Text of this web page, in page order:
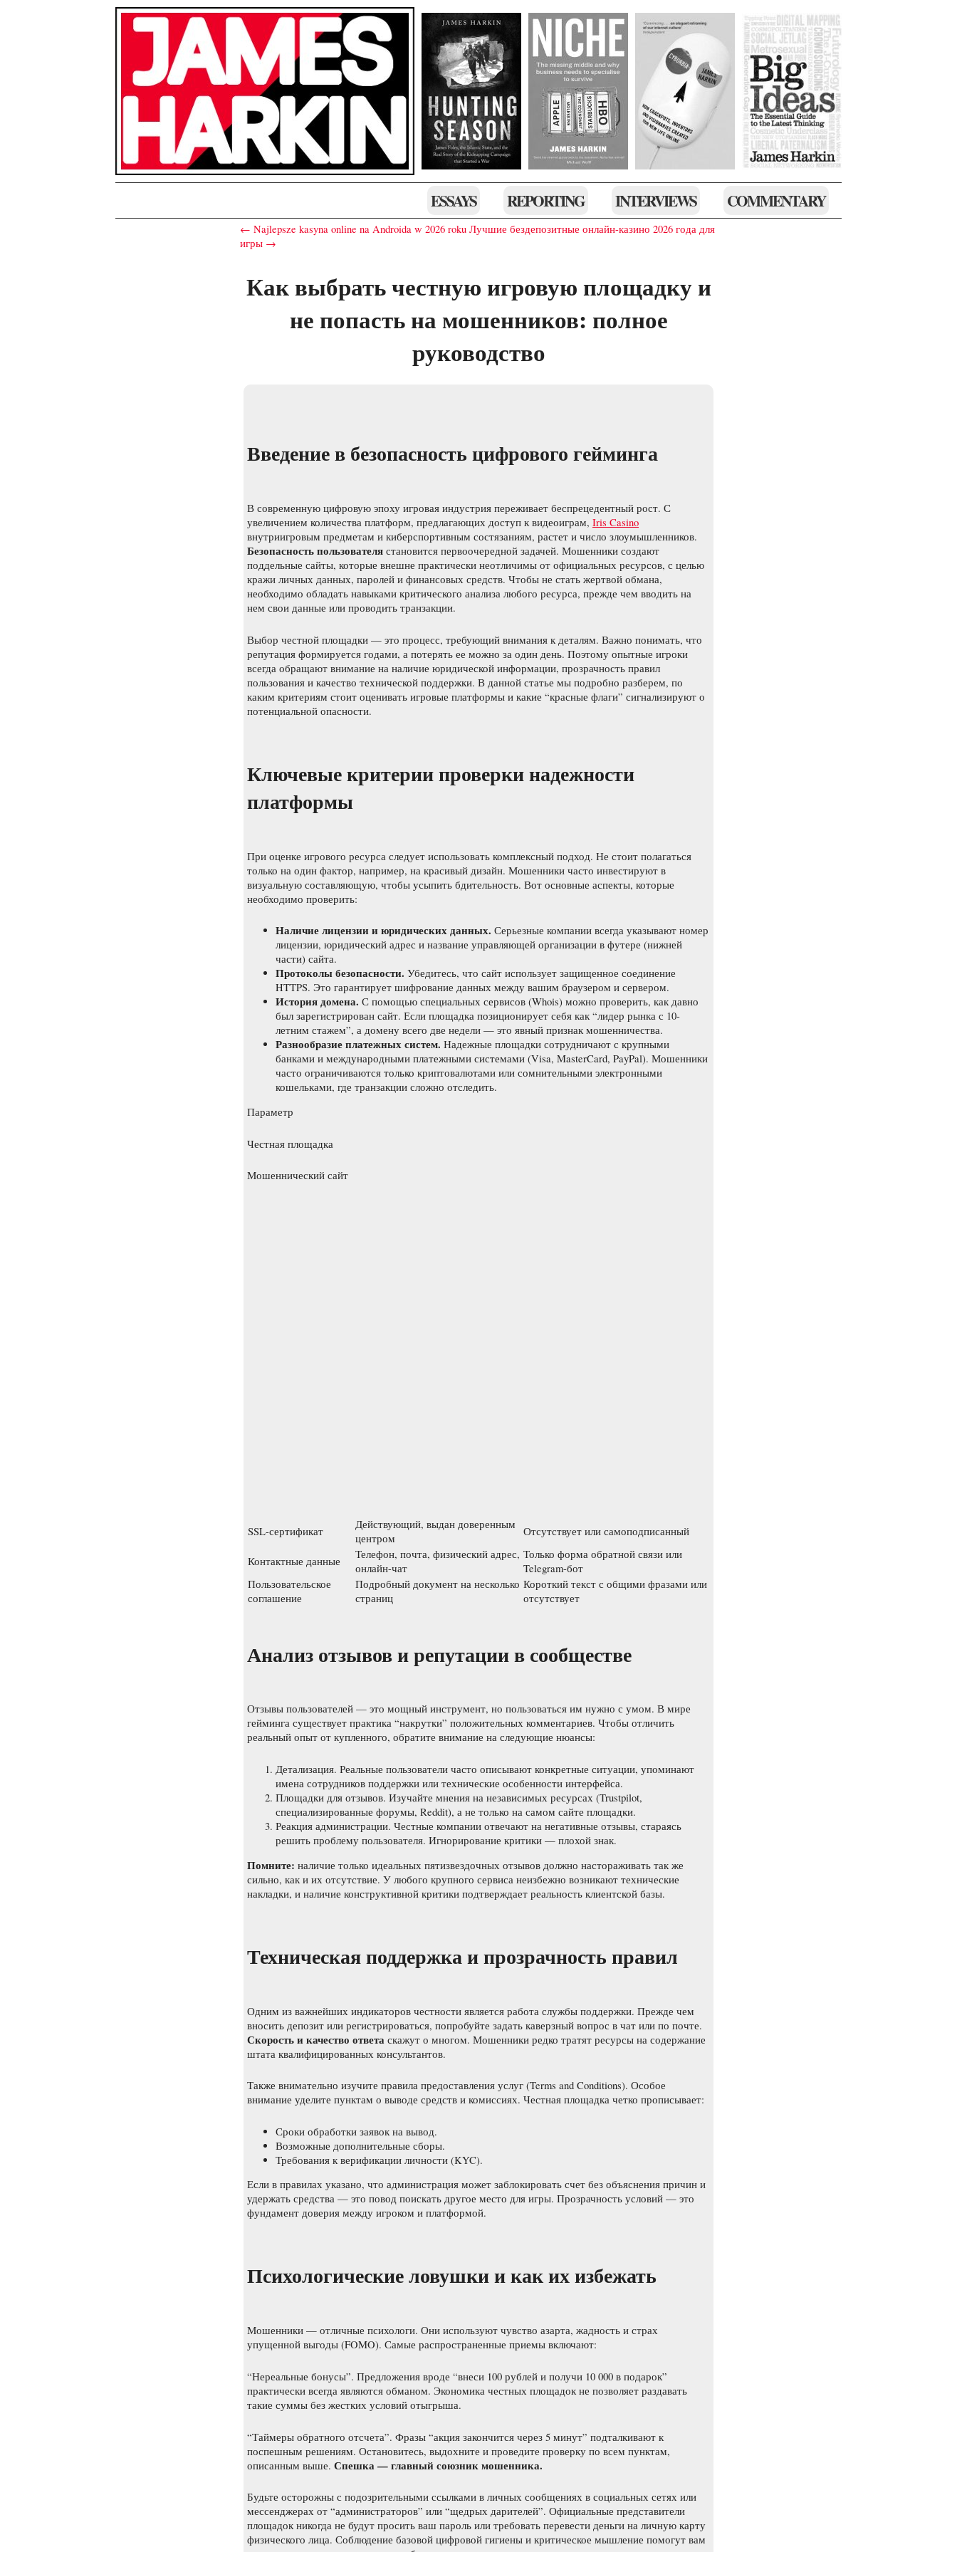
ESSAYS REPORTING INTERVIEWS COMMENTARY
← Najlepsze kasyna online na Androida w 2026 roku Лучшие бездепозитные онлайн-казино 2026 года для
игры →
Как выбрать честную игровую площадку и
не попасть на мошенников: полное
руководство
Введение в безопасность цифрового гейминга
В современную цифровую эпоху игровая индустрия переживает беспрецедентный рост. С
увеличением количества платформ, предлагающих доступ к видеоиграм, Iris Casino
внутриигровым предметам и киберспортивным состязаниям, растет и число злоумышленников.
Безопасность пользователя становится первоочередной задачей. Мошенники создают
поддельные сайты, которые внешне практически неотличимы от официальных ресурсов, с целью
кражи личных данных, паролей и финансовых средств. Чтобы не стать жертвой обмана,
необходимо обладать навыками критического анализа любого ресурса, прежде чем вводить на
нем свои данные или проводить транзакции.
Выбор честной площадки — это процесс, требующий внимания к деталям. Важно понимать, что
репутация формируется годами, а потерять ее можно за один день. Поэтому опытные игроки
всегда обращают внимание на наличие юридической информации, прозрачность правил
пользования и качество технической поддержки. В данной статье мы подробно разберем, по
каким критериям стоит оценивать игровые платформы и какие “красные флаги” сигнализируют о
потенциальной опасности.
Ключевые критерии проверки надежности
платформы
При оценке игрового ресурса следует использовать комплексный подход. Не стоит полагаться
только на один фактор, например, на красивый дизайн. Мошенники часто инвестируют в
визуальную составляющую, чтобы усыпить бдительность. Вот основные аспекты, которые
необходимо проверить:
Наличие лицензии и юридических данных. Серьезные компании всегда указывают номер
лицензии, юридический адрес и название управляющей организации в футере (нижней
части) сайта.
Протоколы безопасности. Убедитесь, что сайт использует защищенное соединение
HTTPS. Это гарантирует шифрование данных между вашим браузером и сервером.
История домена. С помощью специальных сервисов (Whois) можно проверить, как давно
был зарегистрирован сайт. Если площадка позиционирует себя как “лидер рынка с 10-
летним стажем”, а домену всего две недели — это явный признак мошенничества.
Разнообразие платежных систем. Надежные площадки сотрудничают с крупными
банками и международными платежными системами (Visa, MasterCard, PayPal). Мошенники
часто ограничиваются только криптовалютами или сомнительными электронными
кошельками, где транзакции сложно отследить.
Параметр
Честная площадка
Мошеннический сайт
SSL-сертификат
Действующий, выдан доверенным
центром
Отсутствует или самоподписанный
Контактные данные
Телефон, почта, физический адрес,
онлайн-чат
Только форма обратной связи или
Telegram-бот
Пользовательское
соглашение
Подробный документ на несколько
страниц
Короткий текст с общими фразами или
отсутствует
Анализ отзывов и репутации в сообществе
Отзывы пользователей — это мощный инструмент, но пользоваться им нужно с умом. В мире
гейминга существует практика “накрутки” положительных комментариев. Чтобы отличить
реальный опыт от купленного, обратите внимание на следующие нюансы:
Детализация. Реальные пользователи часто описывают конкретные ситуации, упоминают
имена сотрудников поддержки или технические особенности интерфейса.
Площадки для отзывов. Изучайте мнения на независимых ресурсах (Trustpilot,
специализированные форумы, Reddit), а не только на самом сайте площадки.
Реакция администрации. Честные компании отвечают на негативные отзывы, стараясь
решить проблему пользователя. Игнорирование критики — плохой знак.
Помните: наличие только идеальных пятизвездочных отзывов должно настораживать так же
сильно, как и их отсутствие. У любого крупного сервиса неизбежно возникают технические
накладки, и наличие конструктивной критики подтверждает реальность клиентской базы.
Техническая поддержка и прозрачность правил
Одним из важнейших индикаторов честности является работа службы поддержки. Прежде чем
вносить депозит или регистрироваться, попробуйте задать каверзный вопрос в чат или по почте.
Скорость и качество ответа скажут о многом. Мошенники редко тратят ресурсы на содержание
штата квалифицированных консультантов.
Также внимательно изучите правила предоставления услуг (Terms and Conditions). Особое
внимание уделите пунктам о выводе средств и комиссиях. Честная площадка четко прописывает:
Сроки обработки заявок на вывод.
Возможные дополнительные сборы.
Требования к верификации личности (KYC).
Если в правилах указано, что администрация может заблокировать счет без объяснения причин и
удержать средства — это повод поискать другое место для игры. Прозрачность условий — это
фундамент доверия между игроком и платформой.
Психологические ловушки и как их избежать
Мошенники — отличные психологи. Они используют чувство азарта, жадность и страх
упущенной выгоды (FOMO). Самые распространенные приемы включают:
“Нереальные бонусы”. Предложения вроде “внеси 100 рублей и получи 10 000 в подарок”
практически всегда являются обманом. Экономика честных площадок не позволяет раздавать
такие суммы без жестких условий отыгрыша.
“Таймеры обратного отсчета”. Фразы “акция закончится через 5 минут” подталкивают к
поспешным решениям. Остановитесь, выдохните и проведите проверку по всем пунктам,
описанным выше. Спешка — главный союзник мошенника.
Будьте осторожны с подозрительными ссылками в личных сообщениях в социальных сетях или
мессенджерах от “администраторов” или “щедрых дарителей”. Официальные представители
площадок никогда не будут просить ваш пароль или требовать перевести деньги на личную карту
физического лица. Соблюдение базовой цифровой гигиены и критическое мышление помогут вам